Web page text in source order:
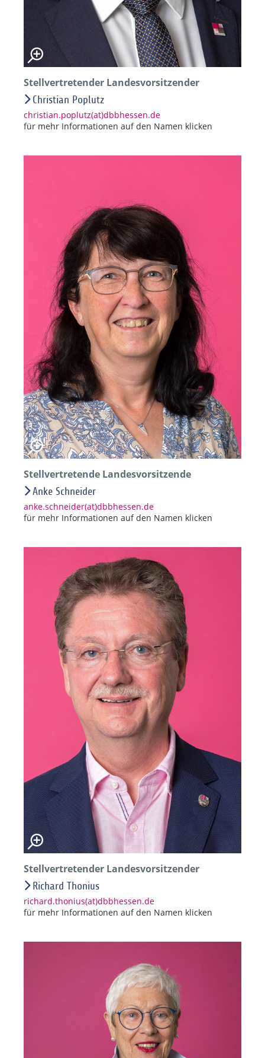
Stellvertretender Landesvorsitzender
Christian Poplutz
christian.poplutz(at)dbbhessen.de
für mehr Informationen auf den Namen klicken
Stellvertretende Landesvorsitzende
Anke Schneider
anke.schneider(at)dbbhessen.de
für mehr Informationen auf den Namen klicken
Stellvertretender Landesvorsitzender
Richard Thonius
richard.thonius(at)dbbhessen.de
für mehr Informationen auf den Namen klicken